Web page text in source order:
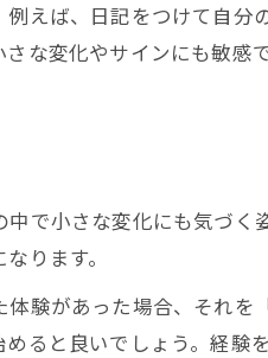
の関係
する
の工夫
め方
慣術
えば、日記をつけて自分
な変化やサインにも敏感
で小さな変化にも気づく
ります。
験があった場合、それを
ると良いでしょう。経験